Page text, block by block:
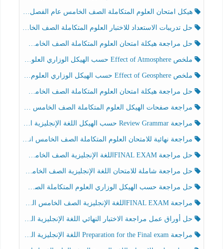
هيكل امتحان العلوم المتكاملة الصف الخامس عام الفصل الدراسي الثالث 2025-2026
حل تدريبات الاستعداد للاختبار العلوم المتكاملة الصف الخامس عام الفصل الثالث
حل مراجعة هيكلة امتحان العلوم المتكاملة الصف الخامس انسبير الفصل الثالث
ملخص Effect of Atmosphere حسب الهيكل الوزاري العلوم المتكاملة الصف الخامس انسبير الفصل الثالث
ملخص Effect of Geosphere حسب الهيكل الوزاري العلوم المتكاملة الصف الخامس انسبير الفصل الثالث
حل مراجعة هيكلة امتحان العلوم المتكاملة الصف الخامس عام الفصل الثالث
مراجعة صفحات الهيكل العلوم المتكاملة الصف الخامس انسبير الفصل الثالث
مراجعة Review Grammar حسب الهيكل اللغة الإنجليزية الصف الخامس الفصل الثالث
مراجعة نهائية للامتحان العلوم المتكاملة الصف الخامس انسبير الفصل الثالث
حل مراجعة FINAL EXAMاللغة الإنجليزية الصف الخامس الفصل الثالث
حل مراجعة شاملة للامتحان اللغة الإنجليزية الصف الخامس الفصل الثالث
حل مراجعة حسب الهيكل الوزاري العلوم المتكاملة الصف الخامس عام الفصل الثالث
مراجعة FINAL EXAMاللغة الإنجليزية الصف الخامس الفصل الثالث
حل أوراق عمل مراجعة الاختبار النهائي اللغة الإنجليزية الصف الرابع الفصل الثالث
مراجعة Preparation for the Final exam اللغة الإنجليزية الصف الرابع الفصل الثالث